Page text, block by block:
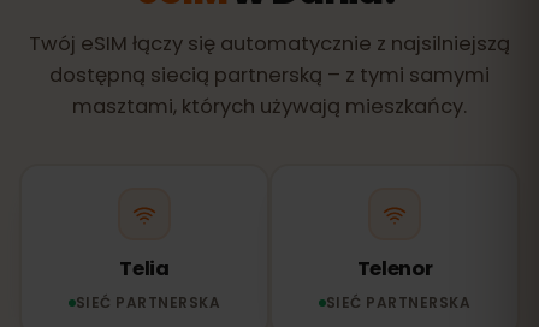
Twój eSIM łączy się automatycznie z najsilniejszą
dostępną siecią partnerską – z tymi samymi
masztami, których używają mieszkańcy.
Telia
SIEĆ PARTNERSKA
Telenor
SIEĆ PARTNERSKA